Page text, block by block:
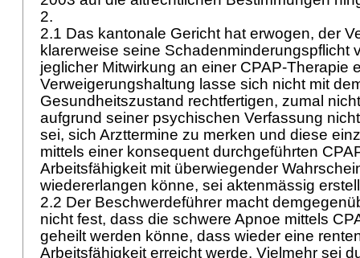
2.
2.1 Das kantonale Gericht hat erwogen, der
klarerweise seine Schadenminderungspflicht
jeglicher Mitwirkung an einer CPAP-Therapie
Verweigerungshaltung lasse sich nicht mit
Gesundheitszustand rechtfertigen, zumal
aufgrund seiner psychischen Verfassung
sei, sich Arzttermine zu merken und diese
mittels einer konsequent durchgeführten
Arbeitsfähigkeit mit überwiegender
wiedererlangen könne, sei aktenmässig
2.2 Der Beschwerdeführer macht
nicht fest, dass die schwere Apnoe mittels
geheilt werden könne, dass wieder eine
Arbeitsfähigkeit erreicht werde. Vielmehr sei